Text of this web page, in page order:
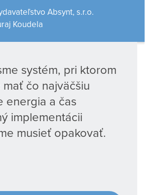
Absynt, s.r.o.
Koudela
systém, pri ktorom
čo najväčšiu
energia a čas
implementácii
musieť opakovať.